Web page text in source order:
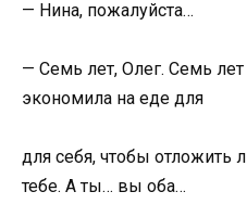
— Нина, пожалуйста…
— Семь лет, Олег. Семь лет
экономила на еде для
для себя, чтобы
тебе. А ты… вы оба…